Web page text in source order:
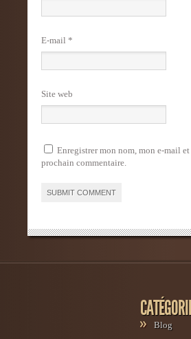
E-mail *
Site web
Enregistrer mon nom, mon e-mail
prochain commentaire.
Blog